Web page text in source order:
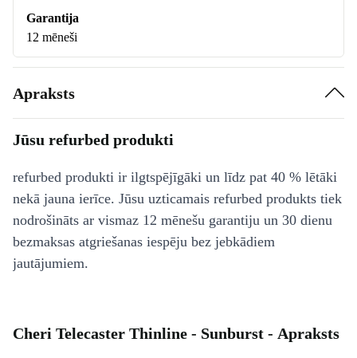
Garantija
12 mēneši
Apraksts
Jūsu refurbed produkti
refurbed produkti ir ilgtspējīgāki un līdz pat 40 % lētāki
nekā jauna ierīce. Jūsu uzticamais refurbed produkts tiek
nodrošināts ar vismaz 12 mēnešu garantiju un 30 dienu
bezmaksas atgriešanas iespēju bez jebkādiem
jautājumiem.
Cheri Telecaster Thinline - Sunburst - Apraksts